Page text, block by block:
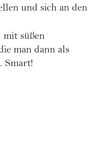
und sich an den
mit süßen
man dann als
Smart!